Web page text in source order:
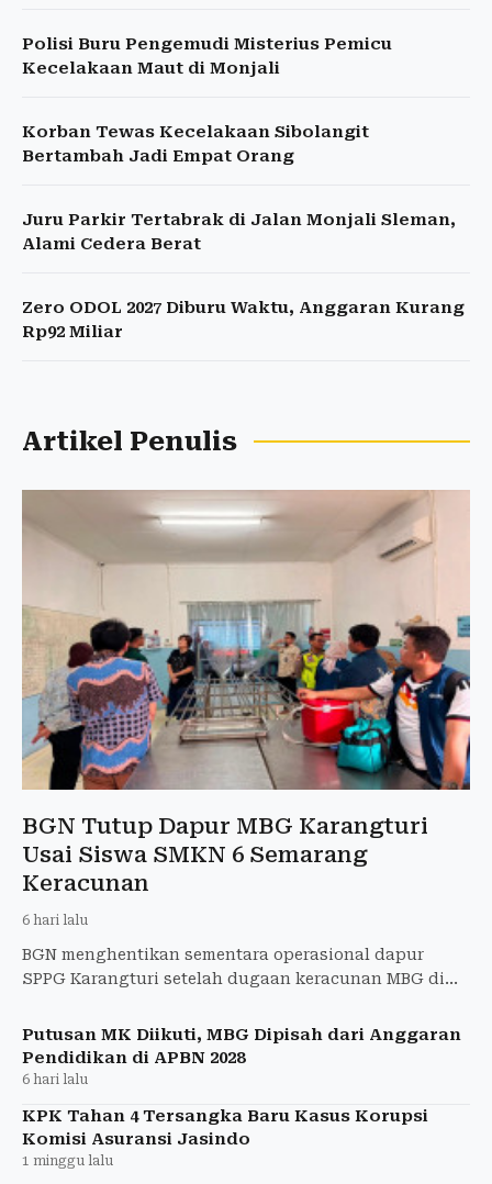
Polisi Buru Pengemudi Misterius Pemicu
Kecelakaan Maut di Monjali
Korban Tewas Kecelakaan Sibolangit
Bertambah Jadi Empat Orang
Juru Parkir Tertabrak di Jalan Monjali Sleman,
Alami Cedera Berat
Zero ODOL 2027 Diburu Waktu, Anggaran Kurang
Rp92 Miliar
Artikel Penulis
BGN Tutup Dapur MBG Karangturi
Usai Siswa SMKN 6 Semarang
Keracunan
6 hari lalu
BGN menghentikan sementara operasional dapur
SPPG Karangturi setelah dugaan keracunan MBG di
Putusan MK Diikuti, MBG Dipisah dari Anggaran
Pendidikan di APBN 2028
6 hari lalu
KPK Tahan 4 Tersangka Baru Kasus Korupsi
Komisi Asuransi Jasindo
1 minggu lalu